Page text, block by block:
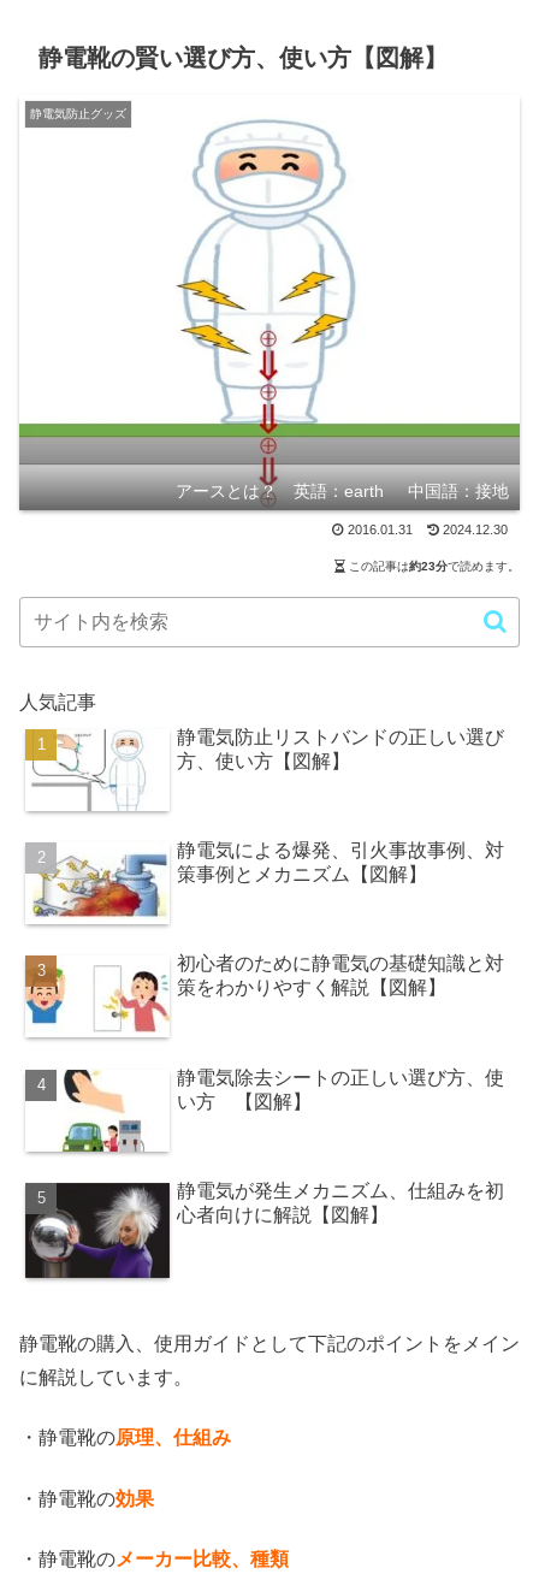
静電靴の賢い選び方、使い方【図解】
静電気防止グッズ
アースとは？ 英語：earth 中国語：接地
2016.01.31 2024.12.30
この記事は約23分で読めます。
人気記事
静電気防止リストバンドの正しい選び
方、使い方【図解】
静電気による爆発、引火事故事例、対
策事例とメカニズム【図解】
初心者のために静電気の基礎知識と対
策をわかりやすく解説【図解】
静電気除去シートの正しい選び方、使
い方 【図解】
静電気が発生メカニズム、仕組みを初
心者向けに解説【図解】
静電靴の購入、使用ガイドとして下記のポイントをメイン
に解説しています。
・静電靴の原理、仕組み
・静電靴の効果
・静電靴のメーカー比較、種類